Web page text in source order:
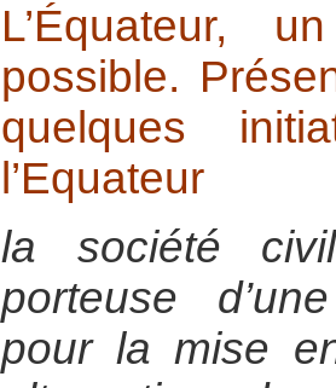
L’Équateur,
possible.
quelques
l’Equateur
la société
porteuse
pour la mise